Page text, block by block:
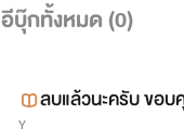
อีบุ๊กทั้งหมด (0)
ลบแล้วนะครับ ขอบคุณที่ติดตามแต่เรื่องนี้ถ้าไม่ลบ
Y